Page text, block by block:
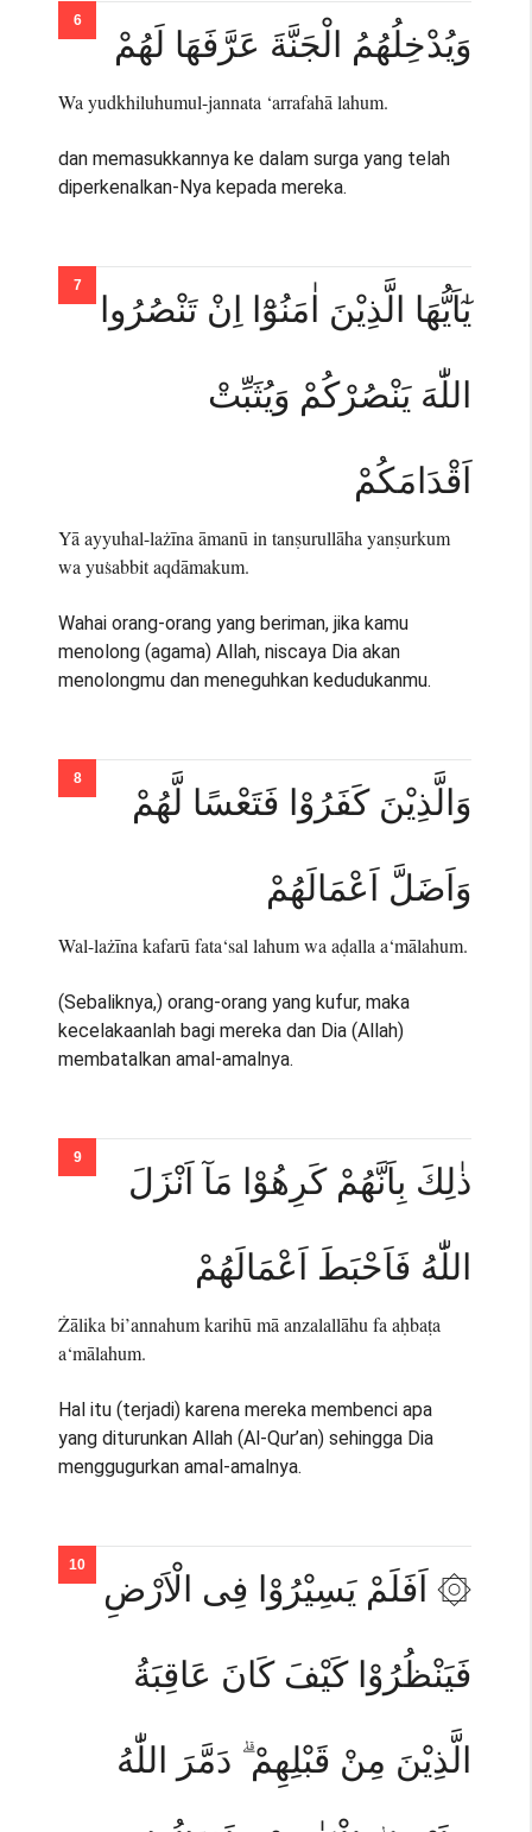
وَيُدْخِلُهُمُ الْجَنَّةَ عَرَّفَهَا لَهُمْ
Wa yudkhiluhumul-jannata ‘arrafahā lahum.
dan memasukkannya ke dalam surga yang telah
diperkenalkan-Nya kepada mereka.
يٰٓاَيُّهَا الَّذِيْنَ اٰمَنُوْٓا اِنْ تَنْصُرُوا
اللّٰهَ يَنْصُرْكُمْ وَيُثَبِّتْ
اَقْدَامَكُمْ
Yā ayyuhal-lażīna āmanū in tanṣurullāha yanṣurkum
wa yuṡabbit aqdāmakum.
Wahai orang-orang yang beriman, jika kamu
menolong (agama) Allah, niscaya Dia akan
menolongmu dan meneguhkan kedudukanmu.
وَالَّذِيْنَ كَفَرُوْا فَتَعْسًا لَّهُمْ
وَاَضَلَّ اَعْمَالَهُمْ
Wal-lażīna kafarū fata‘sal lahum wa aḍalla a‘mālahum.
(Sebaliknya,) orang-orang yang kufur, maka
kecelakaanlah bagi mereka dan Dia (Allah)
membatalkan amal-amalnya.
ذٰلِكَ بِاَنَّهُمْ كَرِهُوْا مَآ اَنْزَلَ
اللّٰهُ فَاَحْبَطَ اَعْمَالَهُمْ
Żālika bi’annahum karihū mā anzalallāhu fa aḥbaṭa
a‘mālahum.
Hal itu (terjadi) karena mereka membenci apa
yang diturunkan Allah (Al-Qur’an) sehingga Dia
menggugurkan amal-amalnya.
۞ اَفَلَمْ يَسِيْرُوْا فِى الْاَرْضِ
فَيَنْظُرُوْا كَيْفَ كَانَ عَاقِبَةُ
الَّذِيْنَ مِنْ قَبْلِهِمْ ۗ دَمَّرَ اللّٰهُ